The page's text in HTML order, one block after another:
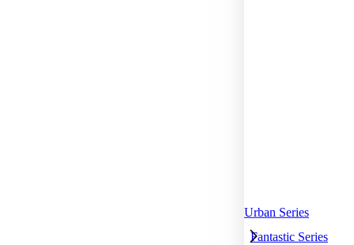
Urban Series
Fantastic Series